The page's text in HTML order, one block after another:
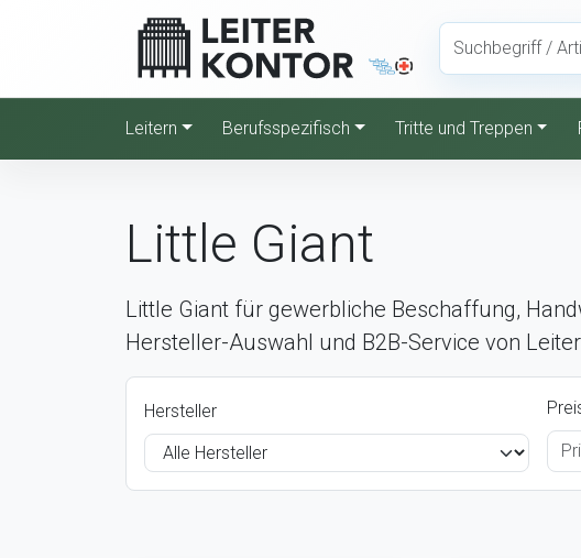
Leitern Berufsspezifisch Tritte und Treppen
Little Giant
Little Giant für gewerbliche Beschaffung,
Hersteller-Auswahl und B2B-Service von
Hersteller